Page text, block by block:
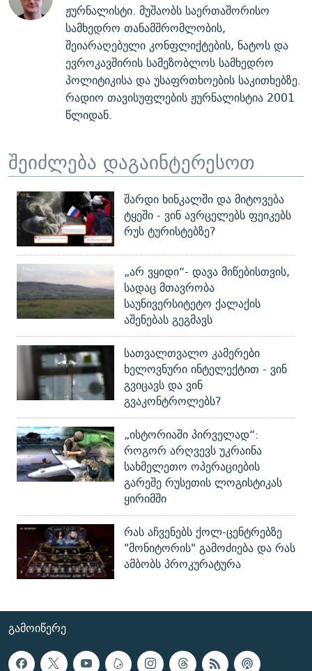
ჟურნალისტი. მუშაობს საერთაშორისო
სამხედრო თანამშრომლობის,
შეიარაღებული კონფლიქტების, ნატოს და
ევროკავშირის სამეზობლოს სამხედრო
პოლიტიკისა და უსაფრთხოების საკითხებზე.
რადიო თავისუფლების ჟურნალისტია 2001
წლიდან.
შეიძლება დაგაინტერესოთ
შარდი ხინკალში და მიტოვება
ტყეში - ვინ ავრცელებს ფეიკებს
რუს ტურისტებზე?
„არ ვყიდი“- დავა მიწებისთვის,
სადაც მთავრობა
საუნივერსიტეტო ქალაქის
აშენებას გეგმავს
სათვალთვალო კამერები
ხელოვნური ინტელექტით - ვინ
გვიცავს და ვინ
გვაკონტროლებს?
„ისტორიაში პირველად“:
როგორ არღვევს უკრაინა
სახმელეთო ოპერაციების
გარეშე რუსეთის ლოგისტიკას
ყირიმში
რას აჩვენებს ქოლ-ცენტრებზე
"მონიტორის" გამოძიება და რას
ამბობს პროკურატურა
ᲒᲐᲛᲝᲘᲬᲔᲠᲔ